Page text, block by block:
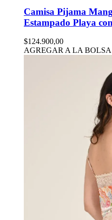
Camisa Pijama
Estampado Playa
$124.900,00
AGREGAR A LA BOLSA